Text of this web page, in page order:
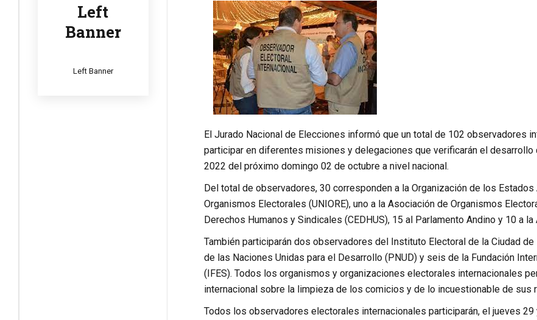
Left
Banner
Left Banner
El Jurado Nacional de Elecciones informó que un total de 102 observadores
participar en diferentes misiones y delegaciones que verificarán el
2022 del próximo domingo 02 de octubre a nivel nacional.
Del total de observadores, 30 corresponden a la Organización de los Estados
Organismos Electorales (UNIORE), uno a la Asociación de Organismos
Derechos Humanos y Sindicales (CEDHUS), 15 al Parlamento Andino y 10 a
También participarán dos observadores del Instituto Electoral de la Ciudad
de las Naciones Unidas para el Desarrollo (PNUD) y seis de la Fundación
(IFES). Todos los organismos y organizaciones electorales internacionales
internacional sobre la limpieza de los comicios y de lo incuestionable de sus
Todos los observadores electorales internacionales participarán, el jueves